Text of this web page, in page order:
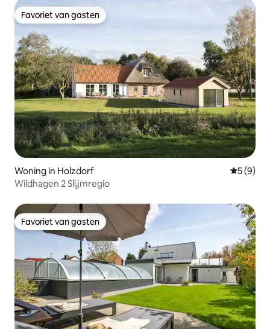
Favoriet van gasten
Favoriet van gasten
Woning in Holzdorf
5 (9)
Wildhagen 2 Slijmregio
Favoriet van gasten
Favoriet van gasten